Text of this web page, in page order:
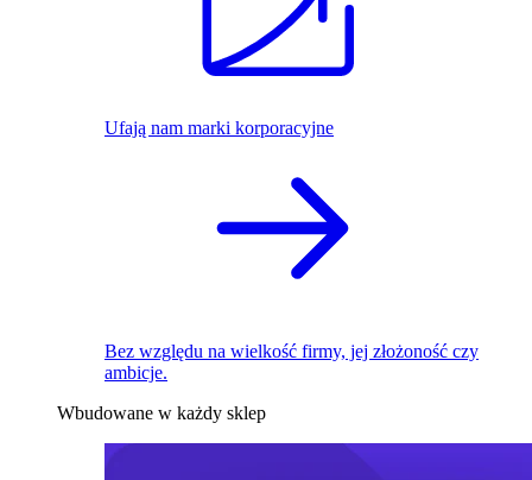
Ufają nam marki korporacyjne
Bez względu na wielkość firmy, jej złożoność czy
ambicje.
Wbudowane w każdy sklep